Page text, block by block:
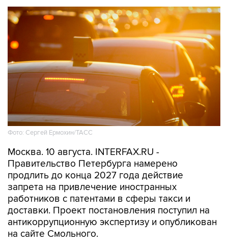
Фото: Сергей Ермохин/ТАСС
Москва. 10 августа. INTERFAX.RU -
Правительство Петербурга намерено
продлить до конца 2027 года действие
запрета на привлечение иностранных
работников с патентами в сферы такси и
доставки. Проект постановления поступил на
антикоррупционную экспертизу и опубликован
на сайте Смольного.